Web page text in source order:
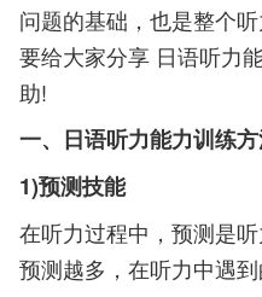
问题的基础，也是整个
要给大家分享 日语听力
助!
一、日语听力能力训练
1)预测技能
在听力过程中，预测是
预测越多，在听力中遇到